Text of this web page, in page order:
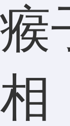
瘊
相